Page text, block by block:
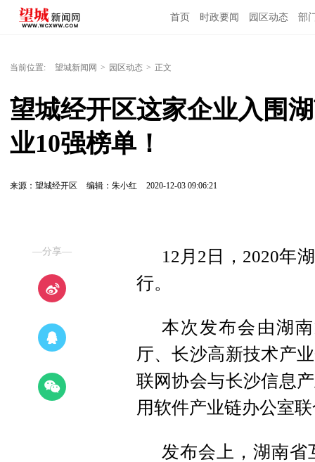
首页 时政要闻 园区动态 部
当前位置: 望城新闻网 > 园区动态 > 正文
望城经开区这家企业入围
业10强榜单！
来源：望城经开区 编辑：朱小红 2020-12-03 09:06:21
—分享—
12月2日，2020年
行。
本次发布会由湖
厅、长沙高新技术产
联网协会与长沙信息
用软件产业链办公室
发布会上，湖南省